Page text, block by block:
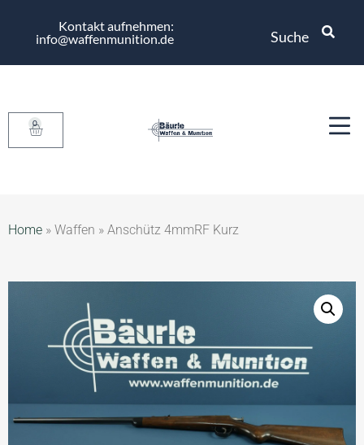
Kontakt aufnehmen:
info@waffenmunition.de
Suche
0
Home » Waffen » Anschütz 4mmRF Kurz